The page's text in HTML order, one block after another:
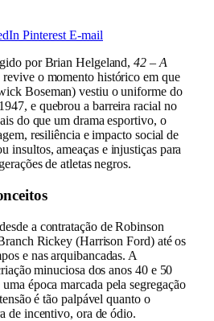
Pinterest E-mail
por Brian Helgeland,42 – A
revive o momento histórico em que
Boseman) vestiu o uniforme do
e quebrou a barreira racial no
do que um drama esportivo, o
resiliência e impacto social de
insultos, ameaças e injustiças para
de atletas negros.
a contratação de Robinson
Rickey (Harrison Ford) até os
e nas arquibancadas. A
minuciosa dos anos 40 e 50
época marcada pela segregação
é tão palpável quanto o
de incentivo, ora de ódio.